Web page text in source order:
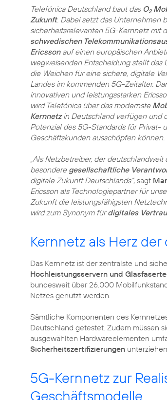
Telefónica Deutschland baut das O2
Zukunft. Dabei setzt das Unternehmen
sicherheitsrelevanten 5G-Kernnetz mit
schwedischen
Ericssonauf einen europäischen
wegweisenden Entscheidung stellt das
die Weichen für eine sichere, digitale
Landes im kommenden 5G-Zeitalter.
innovativen und leistungsstarken
wird Telefónica über das modernste
Kernnetzin Deutschland verfügen und
Potenzial des 5G-Standards für Privat-
Geschäftskunden ausschöpfen können.
„Als Netzbetreiber, der
besondere gesellschaftliche
digitale Zukunft Deutschlands“, sagt
Ericsson als Technologiepartner für
Zukunft die leistungsfähigsten
wird zum Synonym fürdigitales
Kernnetz als Herz
Das Kernnetz ist der zentralste und
Hochleistungsservern und
bundesweit über 26.000
Netzes genutzt werden.
Sämtliche Komponenten des
Deutschland getestet. Zudem müssen
ausgewählten Hardwareelementen
Sicherheitszertifizierungen
5G-Kernnetz zur
Geschäftsmodelle